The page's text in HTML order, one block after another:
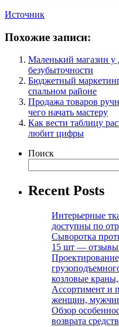
Источник
Похожие записи:
Маленький магазин у
безубыточности
Бюджетный
спальном районе
Продажа товаров
чего начать мастеру
Как вести таблицу
любит цифры
Поиск
Recent Posts
Интерьерные
доступны по
Сыворотка
15 шт — отзывы
козловые
Ассортимент и
женщин,
Обзор
возврата средств